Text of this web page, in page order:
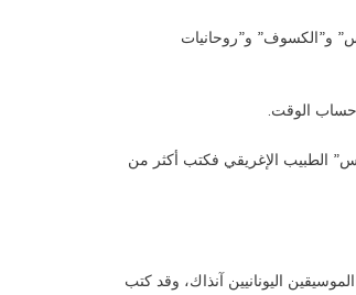
و”الكسوف” و”روحانيات
حساب الوقت.
الطبيب الإغريقي فكتب أكثر من
اليونانيين آنذاك، وقد كتب